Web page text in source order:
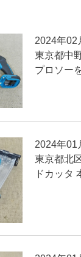
2024年02
東京都中
プロソー
2024年01
東京都北
ドカッタ